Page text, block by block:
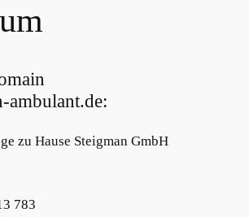
ambulant.de:
zu Hause Steigman GmbH
783